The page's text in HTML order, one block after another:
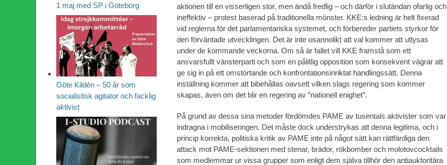
aktionen till en visserligen stor, men ändå fredlig – och därför i slutändan ofarlig och
ineffektiv – protest baserad på traditionella mönster. KKE:s ledning är helt fixerad
vid reglerna för det parlamentariska systemet, och förbereder partiets styrkor för
den förväntade utvecklingen. Det är inte osannolikt att val kommer att utlysas
under de kommande veckorna. Om så är fallet vill KKE framstå som ett
ansvarsfullt vänsterparti och som en pålitlig opposition som konsekvent vägrar att
ge sig in på ett omstörtande och konfrontationsinriktat handlingssätt. Denna
inställning kommer att bibehållas oavsett vilken slags regering som kommer
skapas, även om det blir en regering av ”nationell enighet”.
På grund av dessa sina metoder fördömdes PAME av tusentals aktivister som var
indragna i mobiliseringen. Det måste dock understrykas att denna legitima, och i
princip korrekta, politiska kritik av PAME inte på något sätt kan rättfärdiga den
attack mot PAME-sektionen med stenar, brädor, rökbomber och molotovcocktails
som medlemmar ur vissa grupper som enligt dem själva tillhör den antiauktoritära
1 maj med SP i Göteborg
Göte Kildén – 50 år som
socialistisk agitator och facklig
aktivist